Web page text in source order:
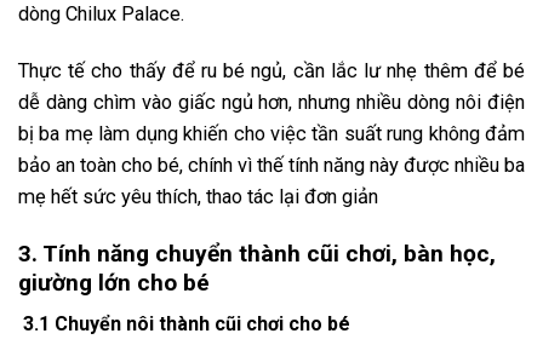
dòng Chilux Palace.
Thực tế cho thấy để ru bé ngủ, cần lắc lư nhẹ thêm để bé
dễ dàng chìm vào giấc ngủ hơn, nhưng nhiều dòng nôi điện
bị ba mẹ làm dụng khiến cho việc tần suất rung không đảm
bảo an toàn cho bé, chính vì thế tính năng này được nhiều ba
mẹ hết sức yêu thích, thao tác lại đơn giản
3. Tính năng chuyển thành cũi chơi, bàn học,
giường lớn cho bé
3.1 Chuyển nôi thành cũi chơi cho bé